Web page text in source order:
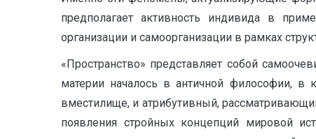
предполагает активность индивида в
организации и самоорганизации в рамках
«Пространство» представляет собой
материи началось в античной философии, в
вместилище, и атрибутивный,
появления стройных концепций мировой